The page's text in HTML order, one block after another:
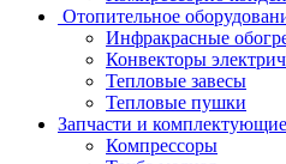
Отопительное
Инфракрасные
Конвекторы
Тепловые завесы
Тепловые пушки
Запчасти и комплектующие
Компрессоры